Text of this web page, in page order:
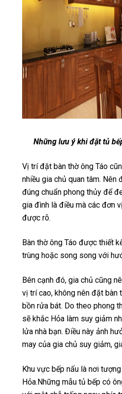
Những lưu ý khi đặt tủ
Vị trí đặt bàn thờ ông Táo
nhiều gia chủ quan tâm. Nên
đúng chuẩn phong thủy để
gia đình là điều mà các đơn
được rõ.
Bàn thờ ông Táo được thiết
trùng hoặc song song với
Bên cạnh đó, gia chủ cũng
vị trí cao, không nên đặt bàn
bồn rửa bát. Do theo phong
sẽ khắc Hỏa làm suy giảm
lửa nhà bạn. Điều này ảnh
may của gia chủ suy giảm,
Khu vực bếp nấu là nơi
Hỏa.Những mẫu tủ bếp có